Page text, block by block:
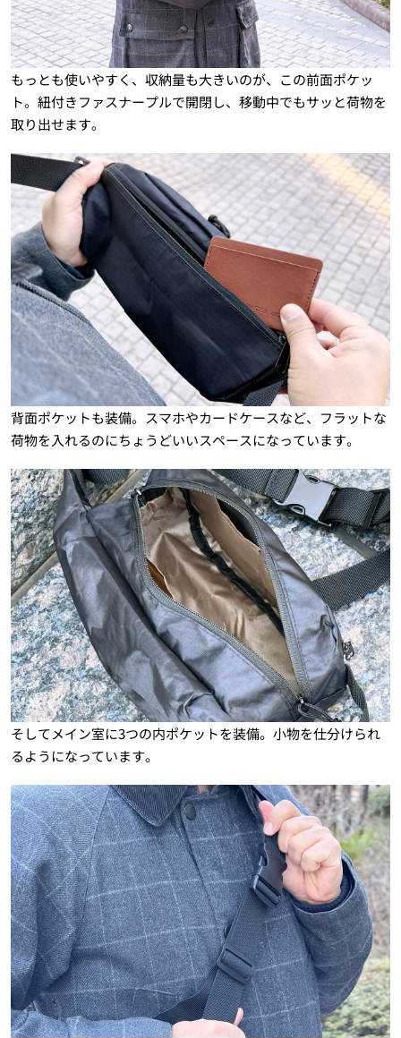
もっとも使いやすく、収納量も大きいのが、この前面ポケッ
ト。紐付きファスナープルで開閉し、移動中でもサッと荷物を
取り出せます。
背面ポケットも装備。スマホやカードケースなど、フラットな
荷物を入れるのにちょうどいいスペースになっています。
そしてメイン室に3つの内ポケットを装備。小物を仕分けられ
るようになっています。